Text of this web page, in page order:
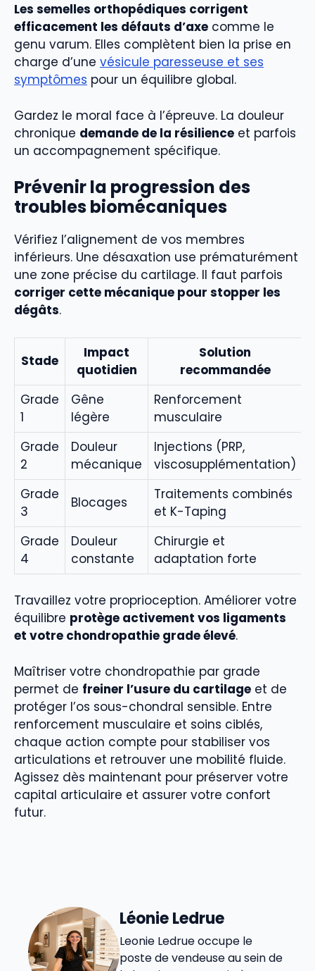
Les semelles orthopédiques corrigent
efficacement les défauts d’axe comme le
genu varum. Elles complètent bien la prise en
charge d’une vésicule paresseuse et ses
symptômes pour un équilibre global.
Gardez le moral face à l’épreuve. La douleur
chronique demande de la résilience et parfois
un accompagnement spécifique.
Prévenir la progression des
troubles biomécaniques
Vérifiez l’alignement de vos membres
inférieurs. Une désaxation use prématurément
une zone précise du cartilage. Il faut parfois
corriger cette mécanique pour stopper les
dégâts.
Stade
Impact
quotidien
Solution
recommandée
Grade
1
Gêne
légère
Renforcement
musculaire
Grade
2
Douleur
mécanique
Injections (PRP,
viscosupplémentation)
Grade
3
Blocages
Traitements combinés
et K-Taping
Grade
4
Douleur
constante
Chirurgie et
adaptation forte
Travaillez votre proprioception. Améliorer votre
équilibre protège activement vos ligaments
et votre chondropathie grade élevé.
Maîtriser votre chondropathie par grade
permet de freiner l’usure du cartilage et de
protéger l’os sous-chondral sensible. Entre
renforcement musculaire et soins ciblés,
chaque action compte pour stabiliser vos
articulations et retrouver une mobilité fluide.
Agissez dès maintenant pour préserver votre
capital articulaire et assurer votre confort
futur.
Léonie Ledrue
Leonie Ledrue occupe le
poste de vendeuse au sein de